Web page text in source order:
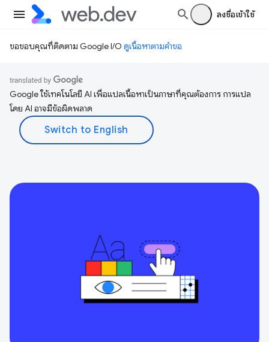
ลงชื่อเข้าใช้
ขอขอบคุณที่ติดตาม Google I/O ดูเนื้อหาตามคำขอ
Google ใช้เทคโนโลยี AI เพื่อแปลเนื้อหาเป็นภาษาที่คุณต้องการ การแปล
โดย AI อาจมีข้อผิดพลาด